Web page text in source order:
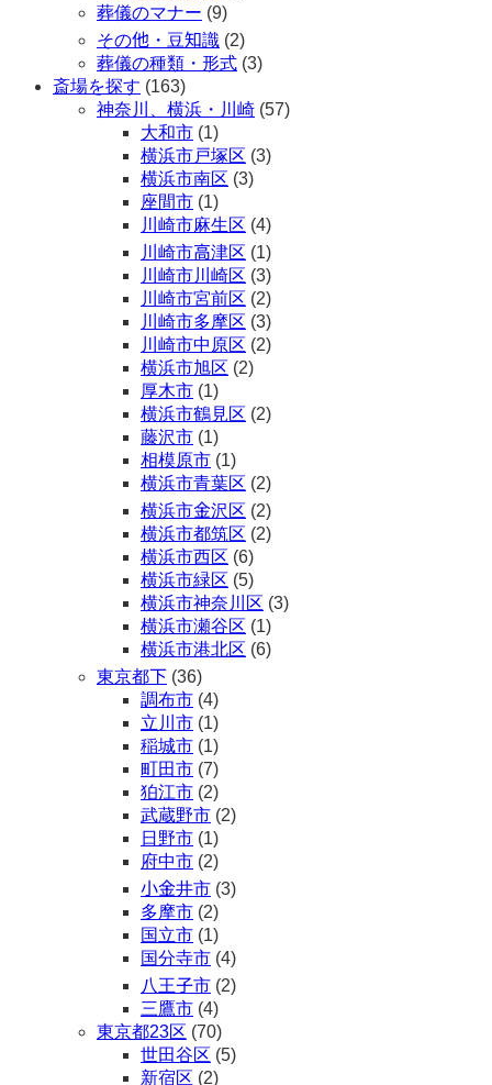
葬儀のマナー (9)
その他・豆知識 (2)
葬儀の種類・形式 (3)
斎場を探す (163)
神奈川、横浜・川崎 (57)
大和市 (1)
横浜市戸塚区 (3)
横浜市南区 (3)
座間市 (1)
川崎市麻生区 (4)
川崎市高津区 (1)
川崎市川崎区 (3)
川崎市宮前区 (2)
川崎市多摩区 (3)
川崎市中原区 (2)
横浜市旭区 (2)
厚木市 (1)
横浜市鶴見区 (2)
藤沢市 (1)
相模原市 (1)
横浜市青葉区 (2)
横浜市金沢区 (2)
横浜市都筑区 (2)
横浜市西区 (6)
横浜市緑区 (5)
横浜市神奈川区 (3)
横浜市瀬谷区 (1)
横浜市港北区 (6)
東京都下 (36)
調布市 (4)
立川市 (1)
稲城市 (1)
町田市 (7)
狛江市 (2)
武蔵野市 (2)
日野市 (1)
府中市 (2)
小金井市 (3)
多摩市 (2)
国立市 (1)
国分寺市 (4)
八王子市 (2)
三鷹市 (4)
東京都23区 (70)
世田谷区 (5)
新宿区 (2)